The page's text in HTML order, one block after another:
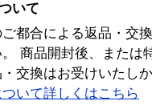
いて
都合による返品・交
。 商品開封後、または
交換はお受けいたし
いて詳しくはこちら